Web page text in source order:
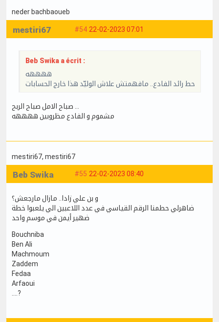
neder bachbaoueb
#54 22-02-2023 07:01
mestiri67
Beb Swika a écrit :
ههههه
حط رائد الفادع.. مافهمتش علاش الوليّد هذا خارج الحسابات
مشموم و الفادع مظروبين ههههه
mestiri67, mestiri67
#55 22-02-2023 08:40
Beb Swika
و بن علي زادا.. مازال مارجعش؟
ضاهرلي حطمنا الرقم القياسي في عدد اللاعبين الي يلعبوا خطة
ضهير أيمن في موسم واحد
Bouchniba
Ben Ali
Machmoum
Zaddem
Fedaa
Arfaoui
....?